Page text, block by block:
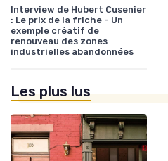
Interview de Hubert Cusenier
: Le prix de la friche - Un
exemple créatif de
renouveau des zones
industrielles abandonnées
Les plus lus